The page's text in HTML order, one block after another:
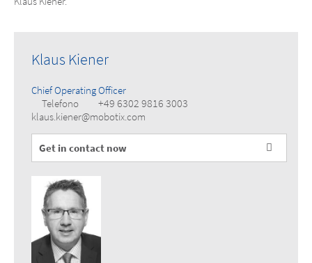
Klaus Kiener
Chief Operating Officer
Telefono
+49 6302 9816 3003
klaus.kiener@mobotix.com
Get in contact now